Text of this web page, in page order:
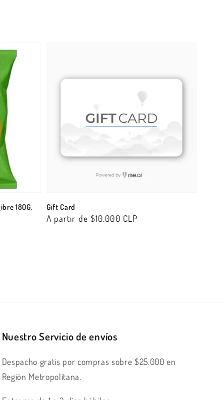
180G. Gift Card
Precio
A partir de $10.000 CLP
Nuestro Servicio de envíos
Despacho gratis por compras sobre $25.000 en
Región Metropolitana.